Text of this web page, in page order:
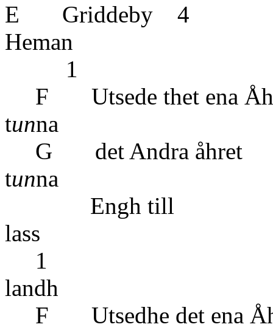
E Griddeby 4
1 11
F Utsede
tunna
G det
tunna
lass
1 7
F Utsedhe